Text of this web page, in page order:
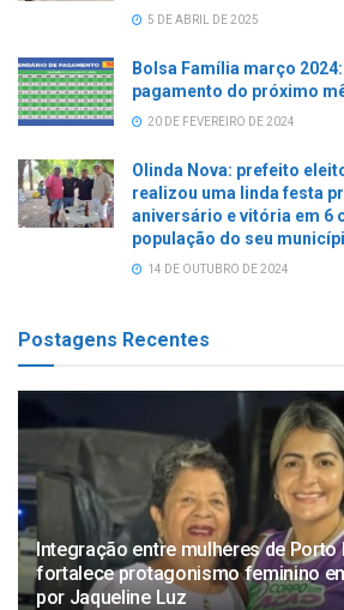
5 DE ABRIL DE 2025
Bolsa Família março
pagamento do próximo
20 DE FEVEREIRO DE 2024
Olinda Nova: prefeito
realizou uma linda festa
aniversário e vitória em 6
população do seu
14 DE OUTUBRO DE 2024
Postagens Recentes
Integração entre mulheres de Porto
fortalece protagonismo feminino
por Jaqueline Luz